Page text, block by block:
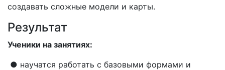
создавать сложные модели и карты.
Результат
Ученики на занятиях:
● научатся работать с базовыми формами и